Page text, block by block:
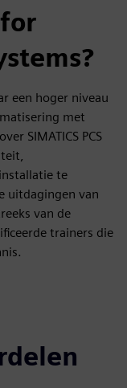
een hoger niveau
met
SIMATICS PCS
te
uitdagingen van
van de
trainers die